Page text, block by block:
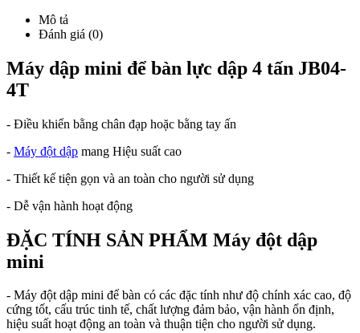
Mô tả
Đánh giá (0)
Máy dập mini để bàn lực dập 4 tấn JB04-
4T
- Điều khiển bằng chân đạp hoặc bằng tay ấn
- Máy đột dập mang Hiệu suất cao
- Thiết kế tiện gọn và an toàn cho người sử dụng
- Dễ vận hành hoạt động
ĐẶC TÍNH SẢN PHẨM Máy đột dập
mini
- Máy đột dập mini để bàn có các đặc tính như độ chính xác cao, độ
cứng tốt, cấu trúc tinh tế, chất lượng đảm bảo, vận hành ổn định,
hiệu suất hoạt động an toàn và thuận tiện cho người sử dụng.